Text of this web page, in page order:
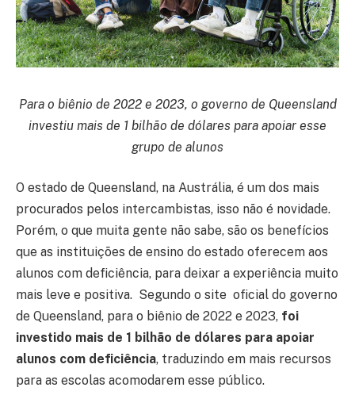
Para o biênio de 2022 e 2023, o governo de Queensland
investiu mais de 1 bilhão de dólares para apoiar esse
grupo de alunos
O estado de Queensland, na Austrália, é um dos mais
procurados pelos intercambistas, isso não é novidade.
Porém, o que muita gente não sabe, são os benefícios
que as instituições de ensino do estado oferecem aos
alunos com deficiência, para deixar a experiência muito
mais leve e positiva. Segundo o site oficial do governo
de Queensland, para o biênio de 2022 e 2023, foi
investido mais de 1 bilhão de dólares para apoiar
alunos com deficiência, traduzindo em mais recursos
para as escolas acomodarem esse público.